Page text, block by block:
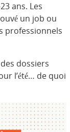
ans. Les
un job ou
professionnels
dossiers
l’été… de quoi